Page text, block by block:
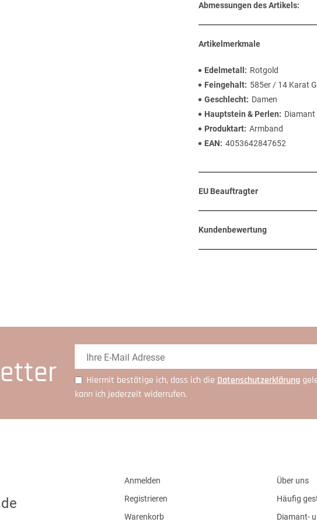
Abmessungen des Artikels:
Artikelmerkmale
Edelmetall
Rotgold
Feingehalt
585er / 14 Karat
Geschlecht
Damen
Hauptstein & Perlen
Diamant
Produktart Armband
EAN
4053642847652
EU Beauftragter
Kundenbewertung
Hiermit bestätige ich, dass ich die Daten­schutz­erklärung
kann ich jederzeit widerrufen.
Anmelden
Registrieren
Warenkorb
Über uns
Häufig
Diamant-